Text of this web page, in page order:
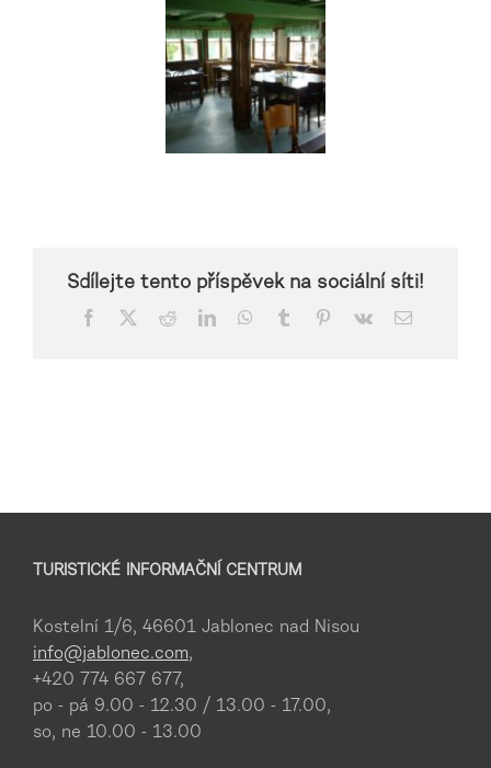
Sdílejte tento příspěvek na sociální síti!
Facebook RedditLinkedInWhatsApp
Tumblr Pinterest
Vk
E-
TURISTICKÉ INFORMAČNÍ CENTRUM
Kostelní 1/6, 46601 Jablonec nad Nisou
info@jablonec.com,
+420 774 667 677,
po - pá 9.00 - 12.30 / 13.00 - 17.00,
so, ne 10.00 - 13.00